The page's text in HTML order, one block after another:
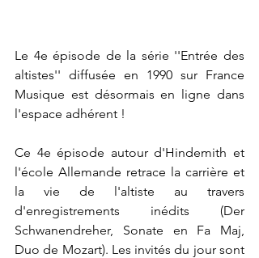
Le 4e épisode de la série ''Entrée des
altistes'' diffusée en 1990 sur France
Musique est désormais en ligne dans
l'espace adhérent !
Ce 4e épisode autour d'Hindemith et
l'école Allemande retrace la carrière et
la vie de l'altiste au travers
d'enregistrements inédits (Der
Schwanendreher, Sonate en Fa Maj,
Duo de Mozart). Les invités du jour sont